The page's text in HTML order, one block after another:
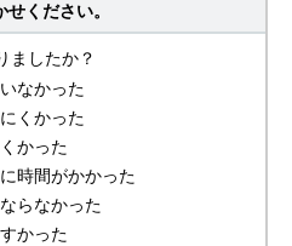
ください。
ましたか？
なかった
くかった
かった
時間がかかった
らなかった
かった